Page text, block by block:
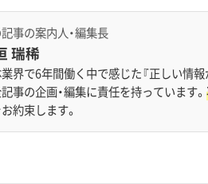
事の案内人・編集長
瑞稀
界で6年間働く中で感じた『正しい情
事の企画・編集に責任を持っています。
約束します。